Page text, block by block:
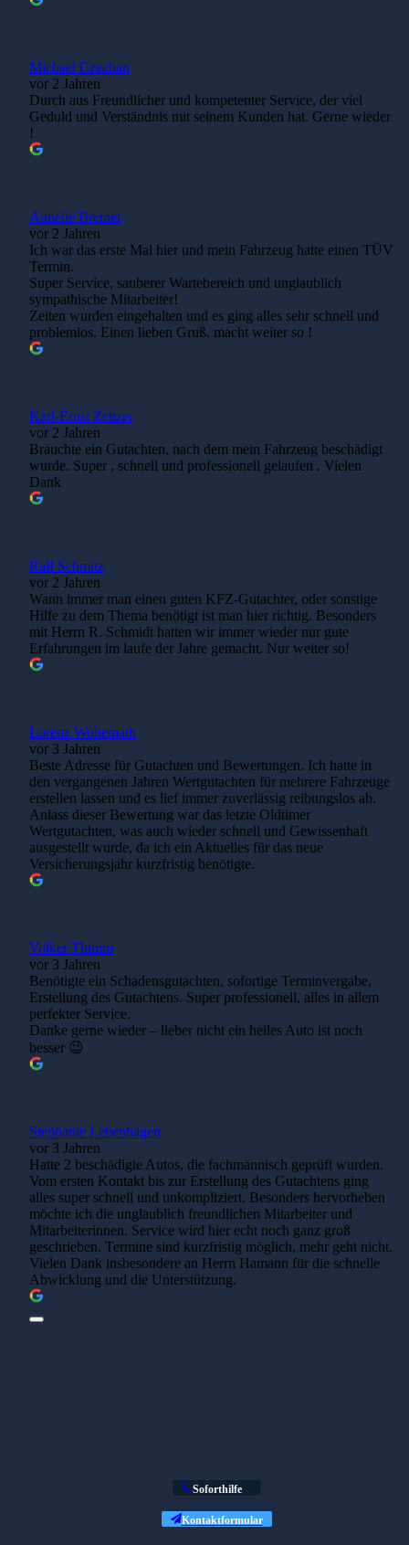
Michael Czechan
vor 2 Jahren
Durch aus Freundlicher und kompetenter Service, der viel
Geduld und Verständnis mit seinem Kunden hat. Gerne wieder
!
Annelie Bremer
vor 2 Jahren
Ich war das erste Mal hier und mein Fahrzeug hatte einen TÜV
Termin.
Super Service, sauberer Wartebereich und unglaublich
sympathische Mitarbeiter!
Zeiten wurden eingehalten und es ging alles sehr schnell und
problemlos. Einen lieben Gruß, macht weiter so !
Karl-Ernst Zeitzer
vor 2 Jahren
Brauchte ein Gutachten, nach dem mein Fahrzeug beschädigt
wurde. Super , schnell und professionell gelaufen . Vielen
Dank
Ralf Schmitz
vor 2 Jahren
Wann immer man einen guten KFZ-Gutachter, oder sonstige
Hilfe zu dem Thema benötigt ist man hier richtig. Besonders
mit Herrn R. Schmidt hatten wir immer wieder nur gute
Erfahrungen im laufe der Jahre gemacht. Nur weiter so!
Lorenz Woltemath
vor 3 Jahren
Beste Adresse für Gutachten und Bewertungen. Ich hatte in
den vergangenen Jahren Wertgutachten für mehrere Fahrzeuge
erstellen lassen und es lief immer zuverlässig reibungslos ab.
Anlass dieser Bewertung war das letzte Oldtimer
Wertgutachten, was auch wieder schnell und Gewissenhaft
ausgestellt wurde, da ich ein Aktuelles für das neue
Versicherungsjahr kurzfristig benötigte.
Volker Thimm
vor 3 Jahren
Benötigte ein Schadensgutachten, sofortige Terminvergabe,
Erstellung des Gutachtens. Super professionell, alles in allem
perfekter Service.
Danke gerne wieder – lieber nicht ein heiles Auto ist noch
besser 😉
Stephanie Lebenhagen
vor 3 Jahren
Hatte 2 beschädigte Autos, die fachmännisch geprüft wurden.
Vom ersten Kontakt bis zur Erstellung des Gutachtens ging
alles super schnell und unkompliziert. Besonders hervorheben
möchte ich die unglaublich freundlichen Mitarbeiter und
Mitarbeiterinnen. Service wird hier echt noch ganz groß
geschrieben. Termine sind kurzfristig möglich, mehr geht nicht.
Vielen Dank insbesondere an Herrn Hamann für die schnelle
Abwicklung und die Unterstützung.
Soforthilfe
Kontaktformular